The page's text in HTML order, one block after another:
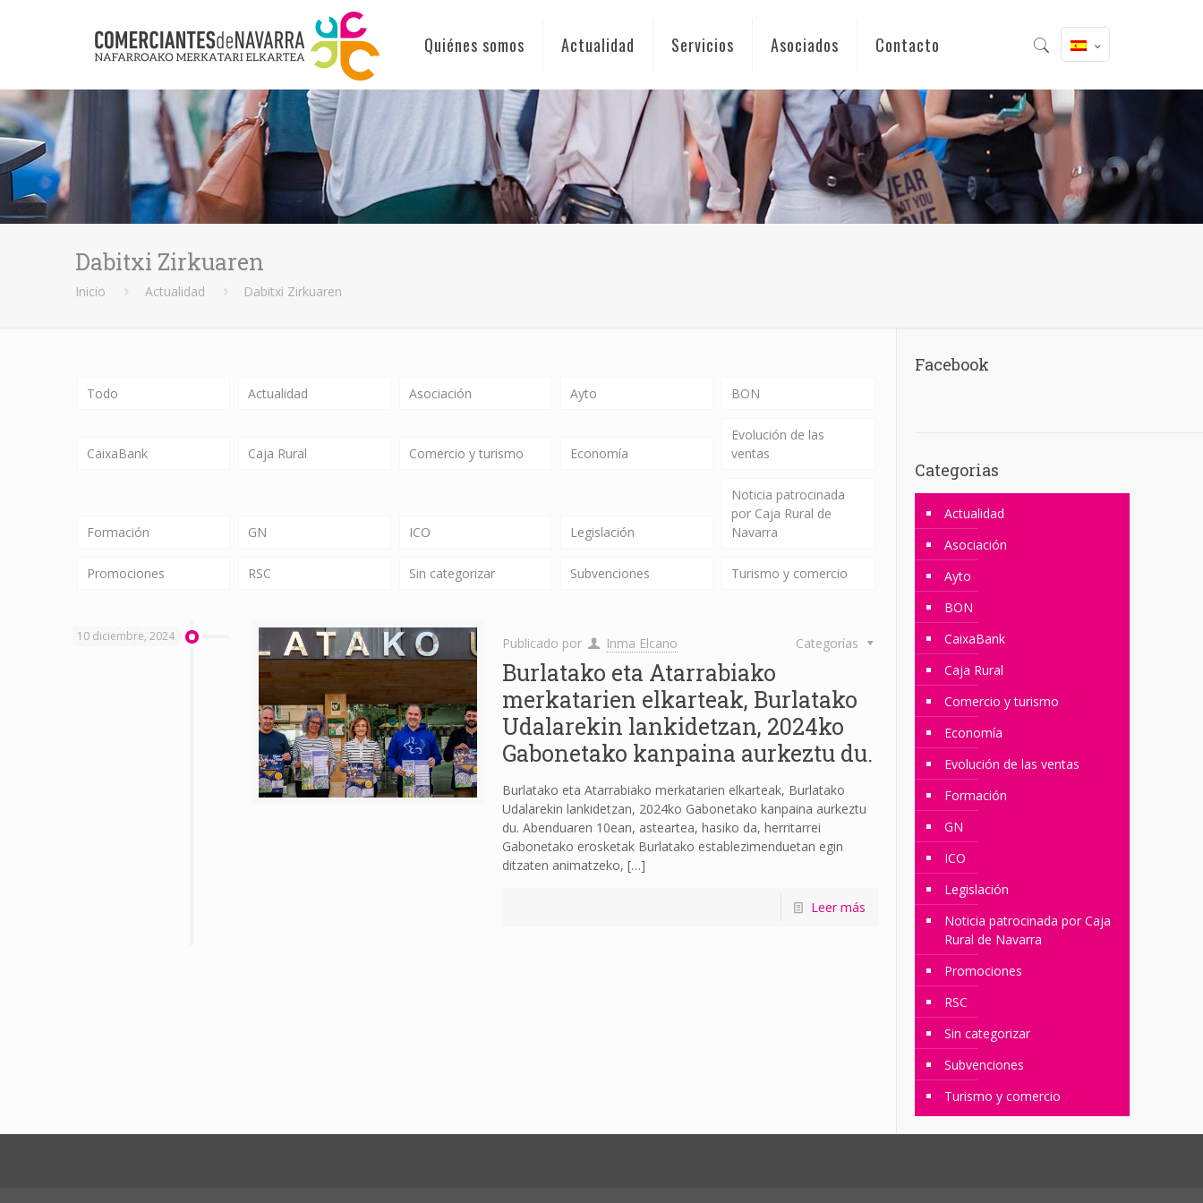
Quiénes somos Actualidad Servicios Asociados Contacto
Dabitxi Zirkuaren
Inicio Actualidad Dabitxi Zirkuaren
Todo Actualidad Asociación Ayto BON
CaixaBank Caja Rural Comercio y turismo Economía
Evolución de las
ventas
Formación GN ICO Legislación
Noticia patrocinada
por Caja Rural de
Navarra
Promociones RSC Sin categorizar Subvenciones Turismo y comercio
10 diciembre, 2024 Publicado por Inma Elcano Categorías
Burlatako eta Atarrabiako
merkatarien elkarteak, Burlatako
Udalarekin lankidetzan, 2024ko
Gabonetako kanpaina aurkeztu du.
Burlatako eta Atarrabiako merkatarien elkarteak, Burlatako
Udalarekin lankidetzan, 2024ko Gabonetako kanpaina aurkeztu
du. Abenduaren 10ean, asteartea, hasiko da, herritarrei
Gabonetako erosketak Burlatako establezimenduetan egin
ditzaten animatzeko, […]
Leer más
Facebook
Categorias
Actualidad
Asociación
Ayto
BON
CaixaBank
Caja Rural
Comercio y turismo
Economía
Evolución de las ventas
Formación
GN
ICO
Legislación
Noticia patrocinada por Caja
Rural de Navarra
Promociones
RSC
Sin categorizar
Subvenciones
Turismo y comercio